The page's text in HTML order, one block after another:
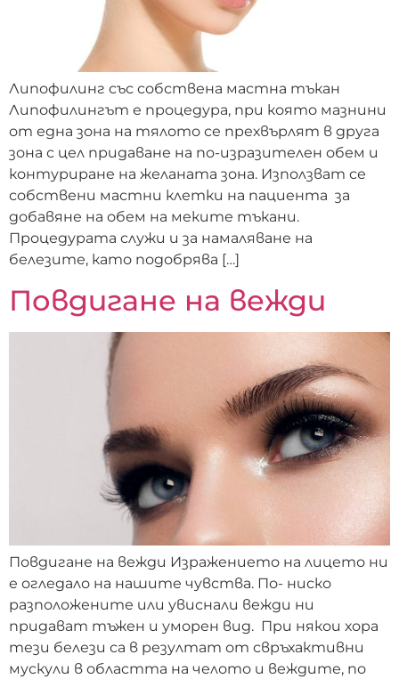
Липофилинг със собствена мастна тъкан
Липофилингът е процедура, при която мазнини
от една зона на тялото се прехвърлят в друга
зона с цел придаване на по-изразителен обем и
контуриране на желаната зона. Използват се
собствени мастни клетки на пациента за
добавяне на обем на меките тъкани.
Процедурата служи и за намаляване на
белезите, като подобрява […]
Повдигане на вежди
Повдигане на вежди Изражението на лицето ни
е огледало на нашите чувства. По- ниско
разположените или увиснали вежди ни
придават тъжен и уморен вид. При някои хора
тези белези са в резултат от свръхактивни
мускули в областта на челото и веждите, по